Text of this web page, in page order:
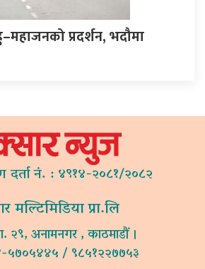
प्रदर्शन, भदौमा
दर्ता नं. : ४९१४-२०८१/२०८२
मल्टिमिडिया प्रा.लि
२९, अनामनगर , काठमाडौं ।
५७०५४४५ / ९८५१२२७७५३